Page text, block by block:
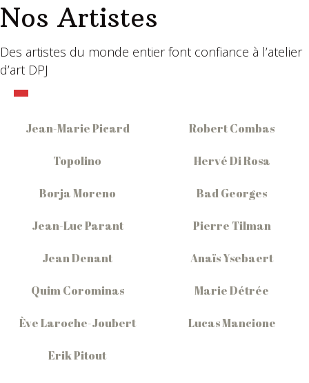
Nos Artistes
Des artistes du monde entier font confiance à l’atelier
d’art DPJ
Jean-Marie Picard Robert Combas
Topolino Hervé Di Rosa
Borja Moreno Bad Georges
Jean-Luc Parant Pierre Tilman
Jean Denant Anaïs Ysebaert
Quim Corominas Marie Détrée
Ève Laroche-Joubert Lucas Mancione
Erik Pitout